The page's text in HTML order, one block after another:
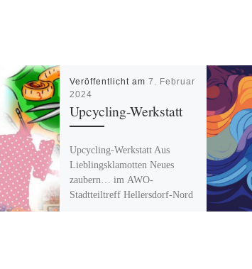
Veröffentlicht am7. Februar
2024
Upcycling-Werkstatt
Upcycling-Werkstatt Aus
Lieblingsklamotten Neues
zaubern… im AWO-
Stadtteiltreff Hellersdorf-Nord